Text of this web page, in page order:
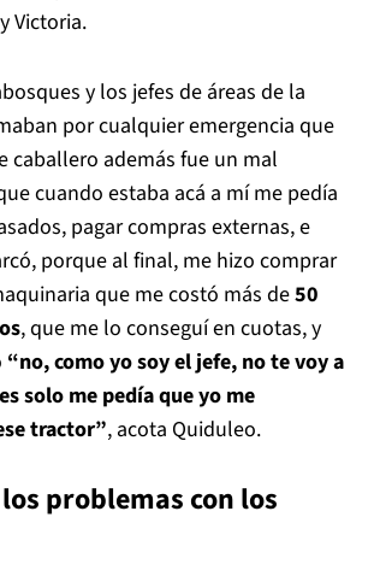
Victoria.
y los jefes de áreas de la
por cualquier emergencia que
caballero además fue un mal
cuando estaba acá a mí me pedía
pagar compras externas, e
porque al final, me hizo comprar
que me costó más de50
, que me lo conseguí en cuotas, y
“no, como yo soy el jefe, no te voy a
solo me pedía que yo me
tractor”, acota Quiduleo.
problemas con los